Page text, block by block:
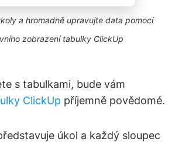
a hromadně upravujte data pomocí
zobrazení tabulky ClickUp
s tabulkami, bude vám
ClickUp příjemně povědomé.
úkol a každý sloupec